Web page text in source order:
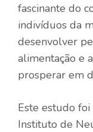
fascinante do
indivíduos da
desenvolver
alimentação e
prosperar em
Este estudo
Instituto de